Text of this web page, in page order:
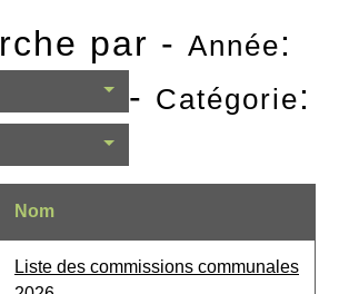
par - Année:
- Catégorie:
Nom
Liste des commissions communales